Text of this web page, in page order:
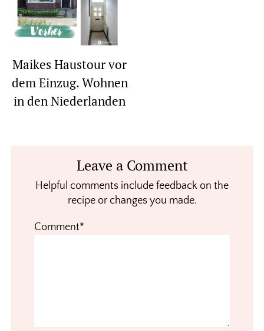
Maikes Haustour vor
dem Einzug. Wohnen
in den Niederlanden
InteractionsLeave a Comment
Helpful comments include feedback on the
recipe or changes you made.
Comment*